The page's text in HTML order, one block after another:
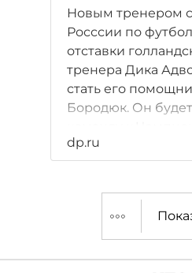
Новым тренером
Росссии по
отставки
тренера Дика
стать его
Бородюк. Он
Бразилии.
dp.ru